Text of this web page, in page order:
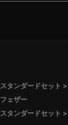
スタンダードセット
フェザー
スタンダードセット